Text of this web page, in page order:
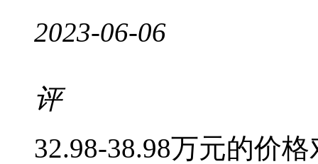
2023-06-06
评
32.98-38.98万元的价